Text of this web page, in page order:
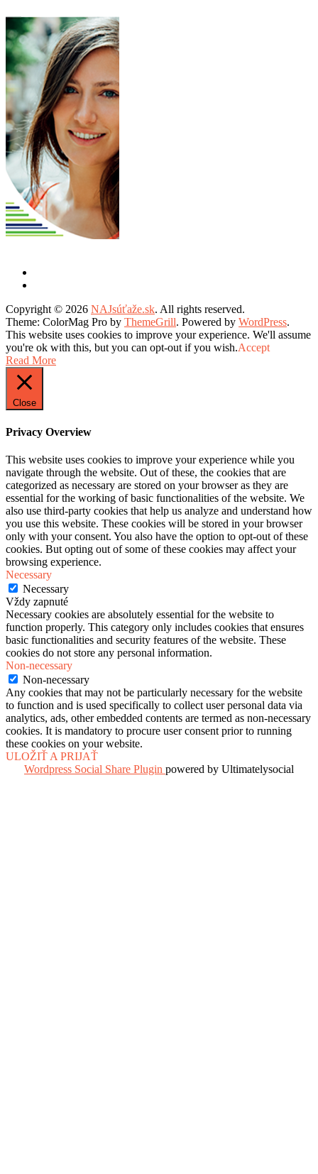
Copyright © 2026 NAJsúťaže.sk. All rights reserved.
Theme: ColorMag Pro by ThemeGrill. Powered by WordPress.
This website uses cookies to improve your experience. We'll assume
you're ok with this, but you can opt-out if you wish.Accept
Read More
Close
Privacy Overview
This website uses cookies to improve your experience while you
navigate through the website. Out of these, the cookies that are
categorized as necessary are stored on your browser as they are
essential for the working of basic functionalities of the website. We
also use third-party cookies that help us analyze and understand how
you use this website. These cookies will be stored in your browser
only with your consent. You also have the option to opt-out of these
cookies. But opting out of some of these cookies may affect your
browsing experience.
Necessary
Necessary
Vždy zapnuté
Necessary cookies are absolutely essential for the website to
function properly. This category only includes cookies that ensures
basic functionalities and security features of the website. These
cookies do not store any personal information.
Non-necessary
Non-necessary
Any cookies that may not be particularly necessary for the website
to function and is used specifically to collect user personal data via
analytics, ads, other embedded contents are termed as non-necessary
cookies. It is mandatory to procure user consent prior to running
these cookies on your website.
ULOŽIŤ A PRIJAŤ
Wordpress Social Share Plugin powered by Ultimatelysocial